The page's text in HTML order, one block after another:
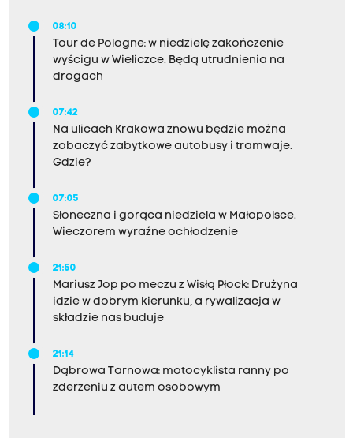
08:10
Tour de Pologne: w niedzielę zakończenie
wyścigu w Wieliczce. Będą utrudnienia na
drogach
07:42
Na ulicach Krakowa znowu będzie można
zobaczyć zabytkowe autobusy i tramwaje.
Gdzie?
07:05
Słoneczna i gorąca niedziela w Małopolsce.
Wieczorem wyraźne ochłodzenie
21:50
Mariusz Jop po meczu z Wisłą Płock: Drużyna
idzie w dobrym kierunku, a rywalizacja w
składzie nas buduje
21:14
Dąbrowa Tarnowa: motocyklista ranny po
zderzeniu z autem osobowym